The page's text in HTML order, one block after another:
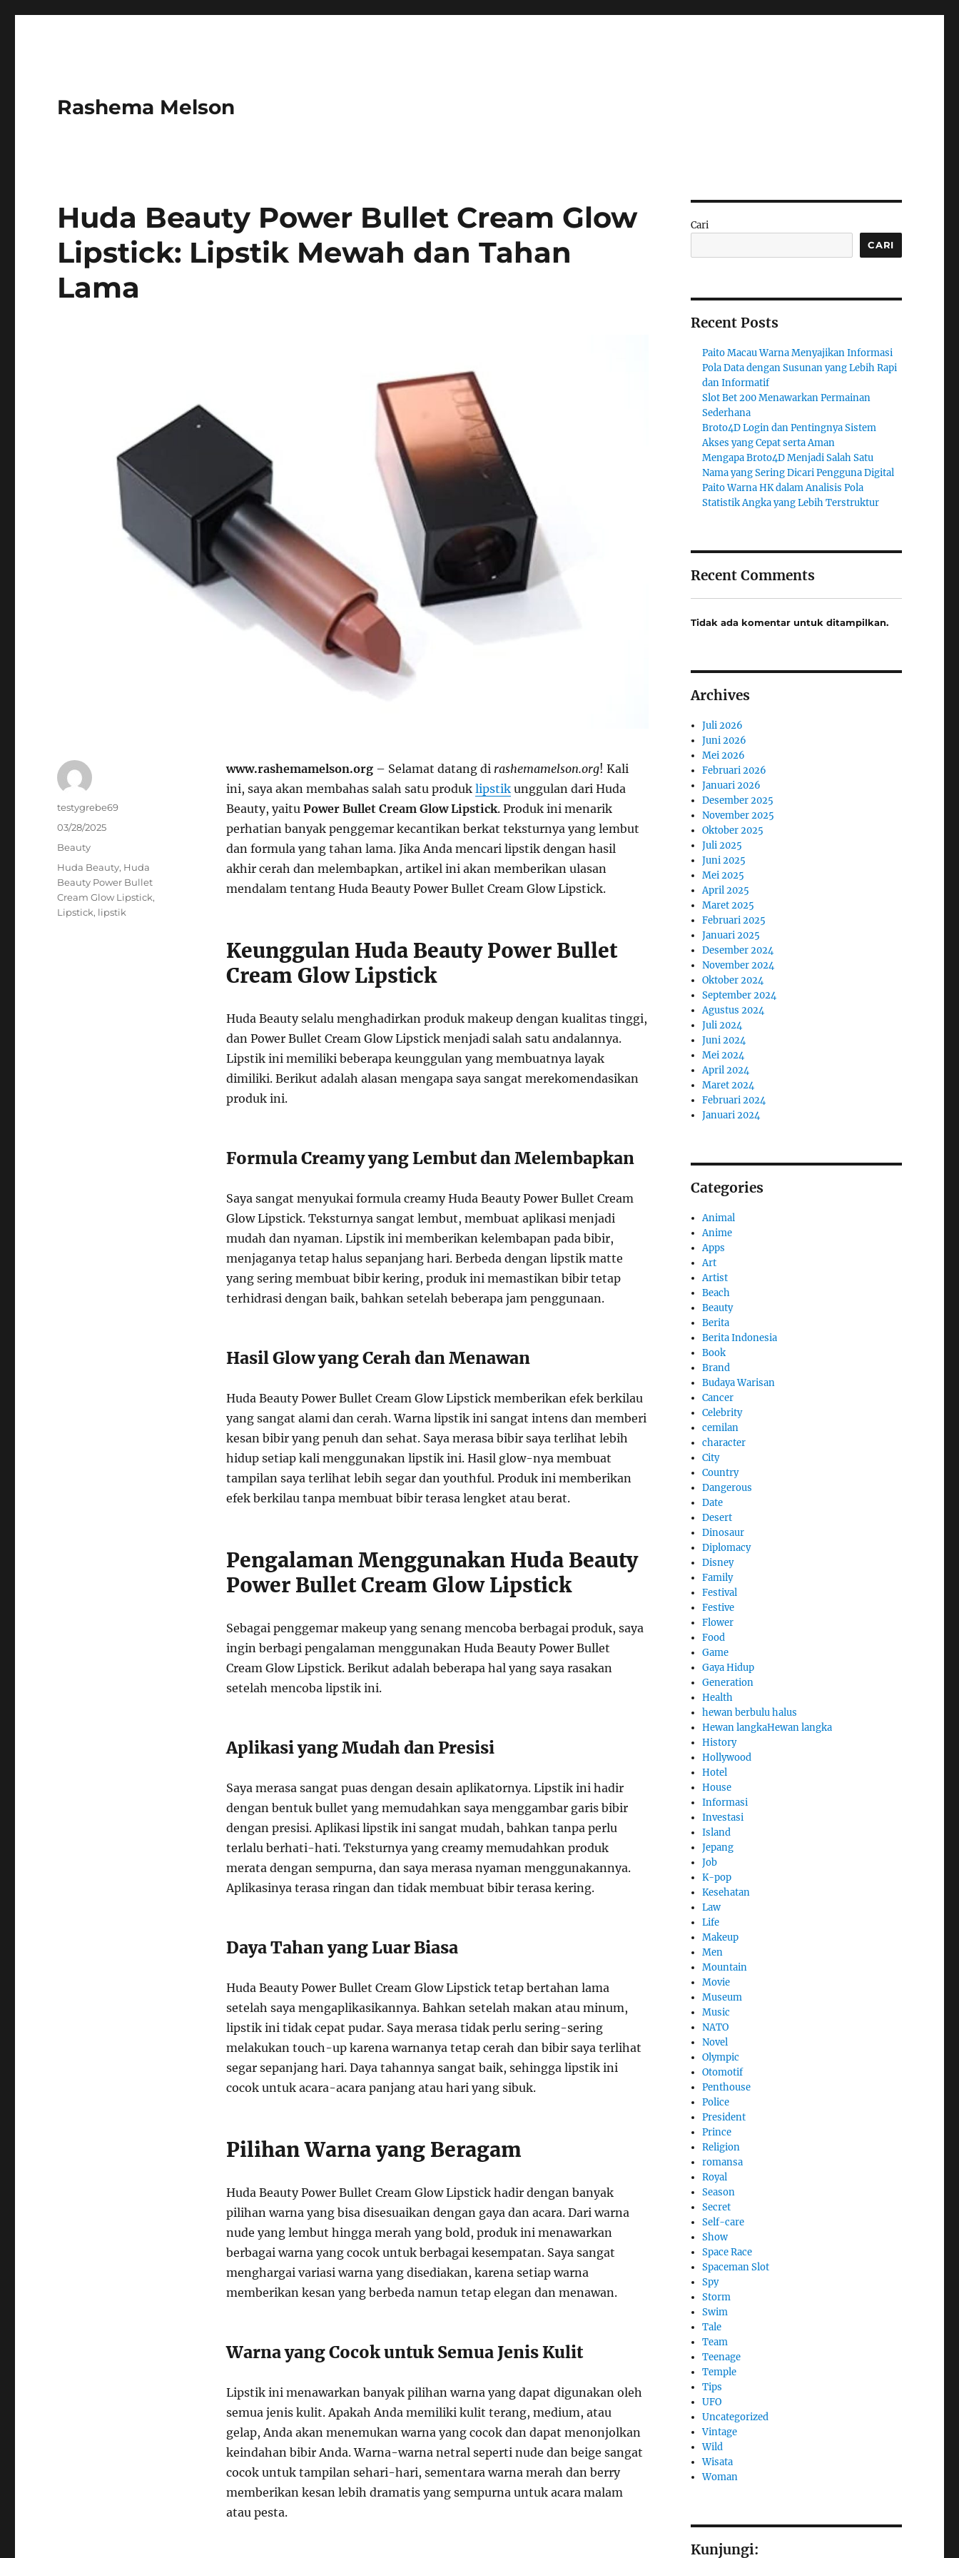
Rashema Melson
Huda Beauty Power Bullet Cream Glow
Lipstick: Lipstik Mewah dan Tahan
Lama
www.rashemamelson.org– Selamat datang di rashemamelson.org! Kali
ini, saya akan membahas salah satu produk lipstikunggulan dari Huda
Beauty, yaitu Power Bullet Cream Glow Lipstick. Produk ini menarik
perhatian banyak penggemar kecantikan berkat teksturnya yang lembut
dan formula yang tahan lama. Jika Anda mencari lipstik dengan hasil
akhir cerah dan melembapkan, artikel ini akan memberikan ulasan
mendalam tentang Huda Beauty Power Bullet Cream Glow Lipstick.
Keunggulan Huda Beauty Power Bullet
Cream Glow Lipstick
Huda Beauty selalu menghadirkan produk makeup dengan kualitas tinggi,
dan Power Bullet Cream Glow Lipstick menjadi salah satu andalannya.
Lipstik ini memiliki beberapa keunggulan yang membuatnya layak
dimiliki. Berikut adalah alasan mengapa saya sangat merekomendasikan
produk ini.
Formula Creamy yang Lembut dan Melembapkan
Saya sangat menyukai formula creamy Huda Beauty Power Bullet Cream
Glow Lipstick. Teksturnya sangat lembut, membuat aplikasi menjadi
mudah dan nyaman. Lipstik ini memberikan kelembapan pada bibir,
menjaganya tetap halus sepanjang hari. Berbeda dengan lipstik matte
yang sering membuat bibir kering, produk ini memastikan bibir tetap
terhidrasi dengan baik, bahkan setelah beberapa jam penggunaan.
Hasil Glow yang Cerah dan Menawan
Huda Beauty Power Bullet Cream Glow Lipstick memberikan efek berkilau
yang sangat alami dan cerah. Warna lipstik ini sangat intens dan memberi
kesan bibir yang penuh dan sehat. Saya merasa bibir saya terlihat lebih
hidup setiap kali menggunakan lipstik ini. Hasil glow-nya membuat
tampilan saya terlihat lebih segar dan youthful. Produk ini memberikan
efek berkilau tanpa membuat bibir terasa lengket atau berat.
Pengalaman Menggunakan Huda Beauty
Power Bullet Cream Glow Lipstick
Sebagai penggemar makeup yang senang mencoba berbagai produk, saya
ingin berbagi pengalaman menggunakan Huda Beauty Power Bullet
Cream Glow Lipstick. Berikut adalah beberapa hal yang saya rasakan
setelah mencoba lipstik ini.
Aplikasi yang Mudah dan Presisi
Saya merasa sangat puas dengan desain aplikatornya. Lipstik ini hadir
dengan bentuk bullet yang memudahkan saya menggambar garis bibir
dengan presisi. Aplikasi lipstik ini sangat mudah, bahkan tanpa perlu
terlalu berhati-hati. Teksturnya yang creamy memudahkan produk
merata dengan sempurna, dan saya merasa nyaman menggunakannya.
Aplikasinya terasa ringan dan tidak membuat bibir terasa kering.
Daya Tahan yang Luar Biasa
Huda Beauty Power Bullet Cream Glow Lipstick tetap bertahan lama
setelah saya mengaplikasikannya. Bahkan setelah makan atau minum,
lipstik ini tidak cepat pudar. Saya merasa tidak perlu sering-sering
melakukan touch-up karena warnanya tetap cerah dan bibir saya terlihat
segar sepanjang hari. Daya tahannya sangat baik, sehingga lipstik ini
cocok untuk acara-acara panjang atau hari yang sibuk.
Pilihan Warna yang Beragam
Huda Beauty Power Bullet Cream Glow Lipstick hadir dengan banyak
pilihan warna yang bisa disesuaikan dengan gaya dan acara. Dari warna
nude yang lembut hingga merah yang bold, produk ini menawarkan
berbagai warna yang cocok untuk berbagai kesempatan. Saya sangat
menghargai variasi warna yang disediakan, karena setiap warna
memberikan kesan yang berbeda namun tetap elegan dan menawan.
Warna yang Cocok untuk Semua Jenis Kulit
Lipstik ini menawarkan banyak pilihan warna yang dapat digunakan oleh
semua jenis kulit. Apakah Anda memiliki kulit terang, medium, atau
gelap, Anda akan menemukan warna yang cocok dan dapat menonjolkan
keindahan bibir Anda. Warna-warna netral seperti nude dan beige sangat
cocok untuk tampilan sehari-hari, sementara warna merah dan berry
memberikan kesan lebih dramatis yang sempurna untuk acara malam
atau pesta.
Author
testygrebe69
Posted
03/28/2025
Categories
Beauty
Tags
Huda Beauty, Huda
Beauty Power Bullet
Cream Glow Lipstick,
Lipstick, lipstik
Cari
CARI
Recent Posts
Paito Macau Warna Menyajikan Informasi
Pola Data dengan Susunan yang Lebih Rapi
dan Informatif
Slot Bet 200 Menawarkan Permainan
Sederhana
Broto4D Login dan Pentingnya Sistem
Akses yang Cepat serta Aman
Mengapa Broto4D Menjadi Salah Satu
Nama yang Sering Dicari Pengguna Digital
Paito Warna HK dalam Analisis Pola
Statistik Angka yang Lebih Terstruktur
Recent Comments
Tidak ada komentar untuk ditampilkan.
Archives
Juli 2026
Juni 2026
Mei 2026
Februari 2026
Januari 2026
Desember 2025
November 2025
Oktober 2025
Juli 2025
Juni 2025
Mei 2025
April 2025
Maret 2025
Februari 2025
Januari 2025
Desember 2024
November 2024
Oktober 2024
September 2024
Agustus 2024
Juli 2024
Juni 2024
Mei 2024
April 2024
Maret 2024
Februari 2024
Januari 2024
Categories
Animal
Anime
Apps
Art
Artist
Beach
Beauty
Berita
Berita Indonesia
Book
Brand
Budaya Warisan
Cancer
Celebrity
cemilan
character
City
Country
Dangerous
Date
Desert
Dinosaur
Diplomacy
Disney
Family
Festival
Festive
Flower
Food
Game
Gaya Hidup
Generation
Health
hewan berbulu halus
Hewan langkaHewan langka
History
Hollywood
Hotel
House
Informasi
Investasi
Island
Jepang
Job
K-pop
Kesehatan
Law
Life
Makeup
Men
Mountain
Movie
Museum
Music
NATO
Novel
Olympic
Otomotif
Penthouse
Police
President
Prince
Religion
romansa
Royal
Season
Secret
Self-care
Show
Space Race
Spaceman Slot
Spy
Storm
Swim
Tale
Team
Teenage
Temple
Tips
UFO
Uncategorized
Vintage
Wild
Wisata
Woman
Kunjungi: